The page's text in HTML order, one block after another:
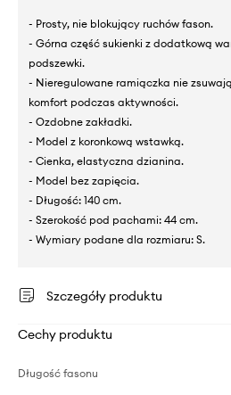
- Prosty, nie blokujący ruchów fason.
- Górna część sukienki z dodatkową
podszewki.
- Nieregulowane ramiączka nie
komfort podczas aktywności.
- Ozdobne zakładki.
- Model z koronkową wstawką.
- Cienka, elastyczna dzianina.
- Model bez zapięcia.
- Długość: 140 cm.
- Szerokość pod pachami: 44 cm.
- Wymiary podane dla rozmiaru: S.
Szczegóły produktu
Cechy produktu
Długość fasonu